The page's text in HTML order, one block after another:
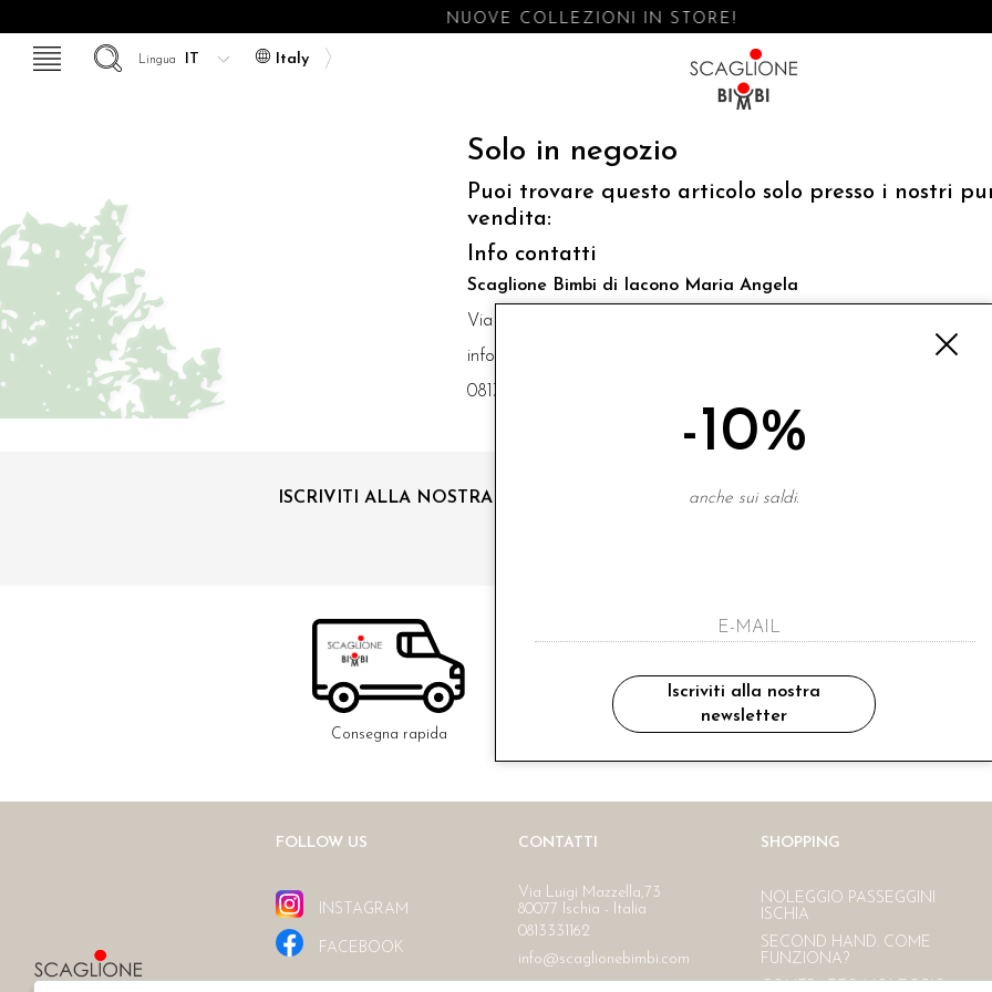
NUOVE COLLEZIONI IN STORE!
Italy
Lingua
Solo in negozio
Puoi trovare questo articolo solo presso i nostri
vendita:
Info contatti
Scaglione Bimbi di Iacono Maria Angela
Via Luigi Mazzella,73 80077 Ischia
info@scaglionebimbi.com
0813331162
ISCRIVITI ALLA NOSTRA NEWSLETTER
ho letto ed accettato le condizioni sulla
Consegna rapida Ritiro in negozio
Consegna gratuita in Italia
FOLLOW US
INSTAGRAM
FACEBOOK
CONTATTI
Via Luigi Mazzella,73
80077 Ischia - Italia
0813331162
info@scaglionebimbi.com
SHOPPING
NOLEGGIO PASSEGGINI
ISCHIA
SECOND HAND. COME
FUNZIONA?
-10%
anche sui saldi.
Iscriviti alla nostra
newsletter